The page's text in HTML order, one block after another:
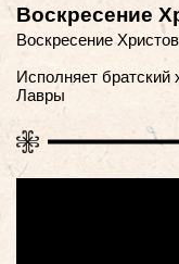
Воскресение
Воскресение
Исполняет братский
Лавры